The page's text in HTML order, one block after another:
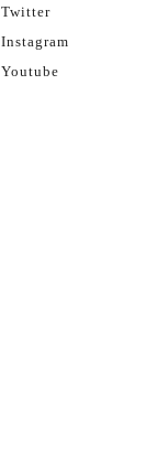
Twitter
Instagram
Youtube